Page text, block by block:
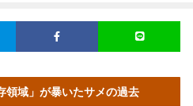
領域」が暴いたサメの過去